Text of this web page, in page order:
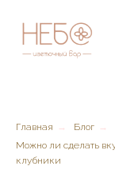
Главная → Блог →
Можно ли сделать
клубники